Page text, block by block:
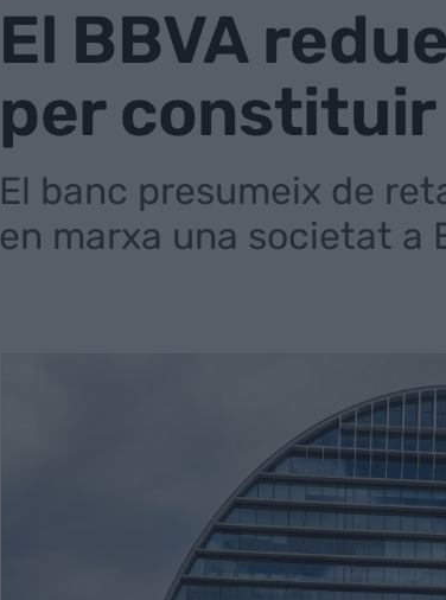
El BBVA
per constituir
El banc presumeix de
en marxa una societat a